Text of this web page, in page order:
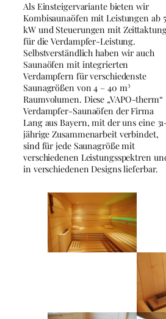
Als Einsteigervariante bieten wir
Kombisaunaöfen mit Leistungen ab
kW und Steuerungen mit
für die Verdampfer-Leistung.
Selbstverständlich haben wir auch
Saunaöfen mit integrierten
Verdampfern für verschiedenste
Saunagrößen von 4 – 40 m³
Raumvolumen. Diese „VAPO-therm“
Verdampfer-Saunaöfen der Firma
Lang aus Bayern, mit der uns eine
jährige Zusammenarbeit verbindet,
sind für jede Saunagröße mit
verschiedenen Leistungsspektren
in verschiedenen Designs lieferbar.